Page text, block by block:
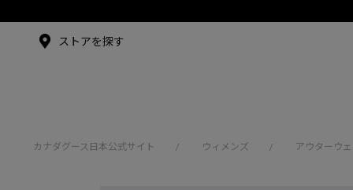
アンバサダー
ストアを探す
カナダグース日本公式サイト / ウィメンズ / アウターウ